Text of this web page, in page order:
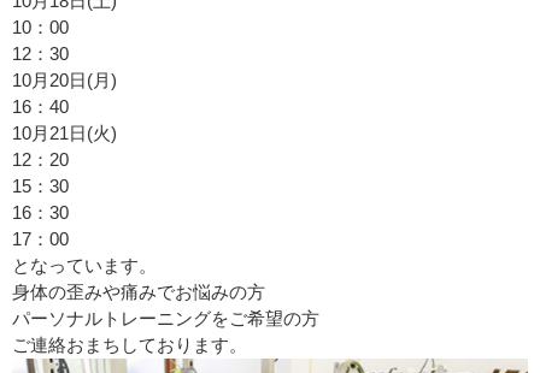
10：00
12：30
10月20日(月)
16：40
10月21日(火)
12：20
15：30
16：30
17：00
となっています。
身体の歪みや痛みでお悩みの方
パーソナルトレーニングをご希望の方
ご連絡おまちしております。